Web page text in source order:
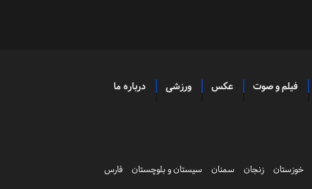
فیلم و صوت عکس ورزشی درباره ما
خوزستان زنجان سمنان سیستان و بلوچستان
فارس